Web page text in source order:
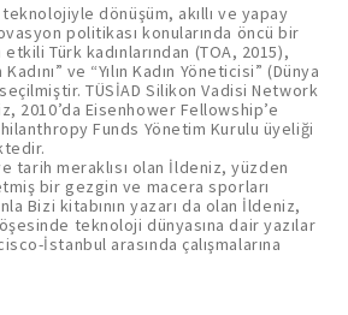
dönüşüm, akıllı ve yapay
politikası konularında öncü bir
Türk kadınlarından (TOA, 2015),
ve “Yılın Kadın Yöneticisi” (Dünya
TÜSİAD Silikon Vadisi Network
2010’da Eisenhower Fellowship’e
Funds Yönetim Kurulu üyeliği
tarih meraklısı olan İldeniz, yüzden
bir gezgin ve macera sporları
Bizi kitabının yazarı da olan İldeniz,
teknoloji dünyasına dair yazılar
İstanbul arasında çalışmalarına